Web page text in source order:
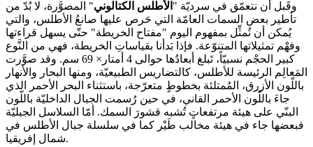
وقَبل أن نتعمّق في سرديّة "الأطلس الكتالوني" المصوَّرة، لا بُدّ من
تأطير بعض السمات العامّة التي حَرص عليها صانعُ الأطلس، والتي
يُمكن أن تُمثِّل بمفهوم اليوم "مفتاح الخريطة" حتّى يسهل قراءتها
وفهْم تمثيلاتها المتنوّعة. فإذا بَدأنا بقياساتِ الخريطة، فهي من النَّوع
كبير الحجْم نسبيّاً، تَبلغ أبعادُها حوالى 4 أمتار× 69 سم. وقد صوَّرت
المَعالِم الرئيسة للأطلس، كالتضاريس الطبيعيّة، ومنها البحار والأنهار
باللّون الأزرق، المُمتلئة بخطوطٍ متعرّجة، باستثناء البحر الأحمر الذي
جاءَ باللّون الأحمر القاني، في حين رُسمت الجبال الداخليّة باللّون
البنّي على هيئة مرتفعاتٍ تُشبه قشورَ السمك. أمّا السلاسل الجبليّة
فبعضها جاء في هيئة مخالب طَيْر كما في سلسلة جبال الأطلس في
شمال إفريقيا.